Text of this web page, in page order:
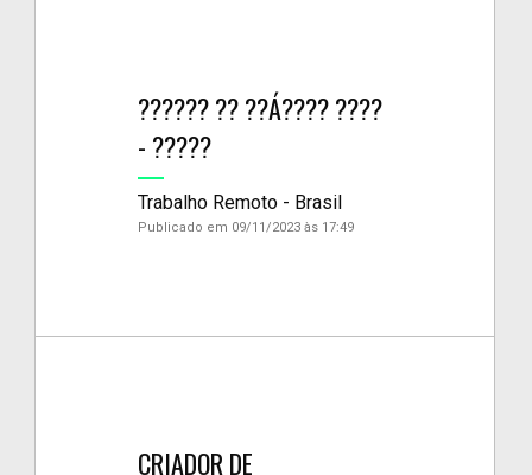
?????? ?? ??Á???? ????
- ?????
Trabalho Remoto - Brasil
Publicado em 09/11/2023 às 17:49
CRIADOR DE